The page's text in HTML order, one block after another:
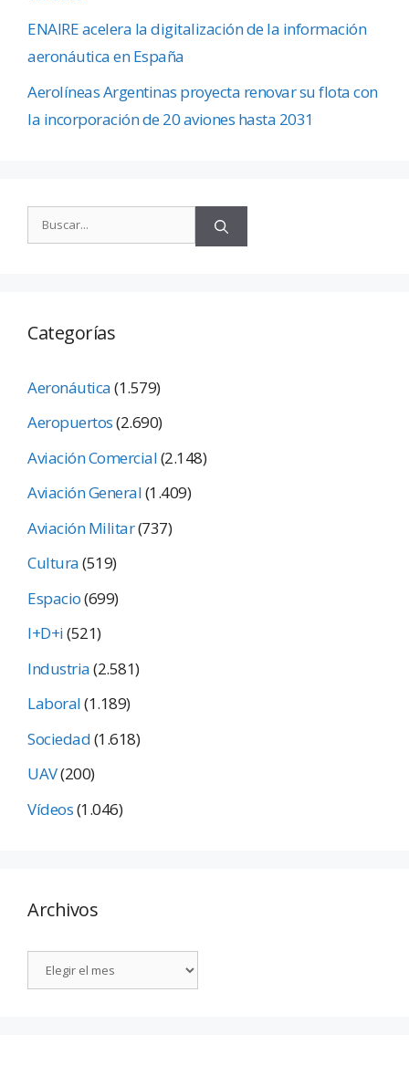
ENAIRE acelera la digitalización de la información
aeronáutica en España
Aerolíneas Argentinas proyecta renovar su flota con
la incorporación de 20 aviones hasta 2031
Categorías
Aeronáutica(1.579)
Aeropuertos(2.690)
Aviación Comercial(2.148)
Aviación General(1.409)
Aviación Militar(737)
Cultura(519)
Espacio(699)
I+D+i(521)
Industria(2.581)
Laboral(1.189)
Sociedad(1.618)
UAV(200)
Vídeos(1.046)
Archivos